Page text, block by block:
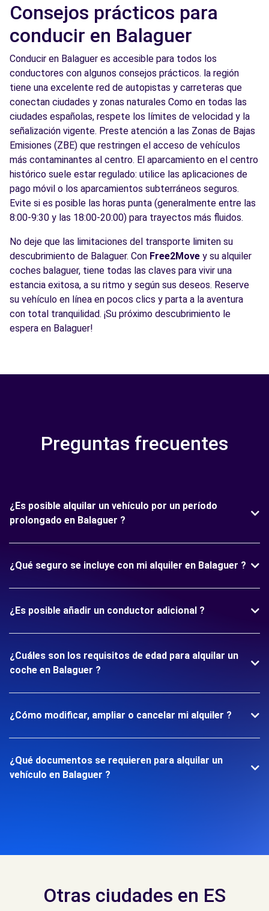
Consejos prácticos para
conducir en Balaguer
Conducir en Balaguer es accesible para todos los
conductores con algunos consejos prácticos. la región
tiene una excelente red de autopistas y carreteras que
conectan ciudades y zonas naturales Como en todas las
ciudades españolas, respete los límites de velocidad y la
señalización vigente. Preste atención a las Zonas de Bajas
Emisiones (ZBE) que restringen el acceso de vehículos
más contaminantes al centro. El aparcamiento en el centro
histórico suele estar regulado: utilice las aplicaciones de
pago móvil o los aparcamientos subterráneos seguros.
Evite si es posible las horas punta (generalmente entre las
8:00-9:30 y las 18:00-20:00) para trayectos más fluidos.
No deje que las limitaciones del transporte limiten su
descubrimiento de Balaguer. Con Free2Move y su alquiler
coches balaguer, tiene todas las claves para vivir una
estancia exitosa, a su ritmo y según sus deseos. Reserve
su vehículo en línea en pocos clics y parta a la aventura
con total tranquilidad. ¡Su próximo descubrimiento le
espera en Balaguer!
Preguntas frecuentes
¿Es posible alquilar un vehículo por un período
prolongado en Balaguer ?
¿Qué seguro se incluye con mi alquiler en Balaguer ?
¿Es posible añadir un conductor adicional ?
¿Cuáles son los requisitos de edad para alquilar un
coche en Balaguer ?
¿Cómo modificar, ampliar o cancelar mi alquiler ?
¿Qué documentos se requieren para alquilar un
vehículo en Balaguer ?
Otras ciudades en ES